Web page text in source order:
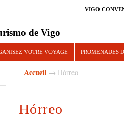
VIGO
de Vigo
VOTRE VOYAGE PROMENADES
Accueil → Hórreo
Hórreo